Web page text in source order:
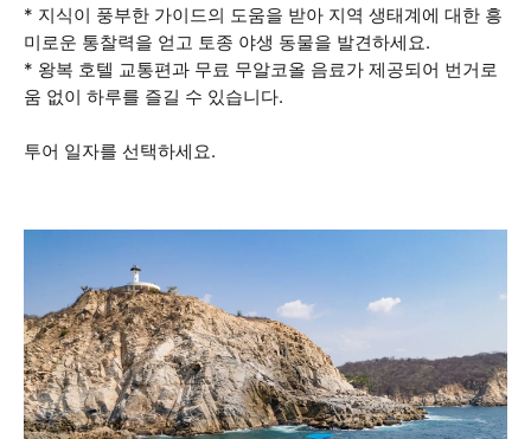
* 지식이 풍부한 가이드의 도움을 받아 지역 생태계에 대한 흥
미로운 통찰력을 얻고 토종 야생 동물을 발견하세요.
* 왕복 호텔 교통편과 무료 무알코올 음료가 제공되어 번거로
움 없이 하루를 즐길 수 있습니다.
투어 일자를 선택하세요.